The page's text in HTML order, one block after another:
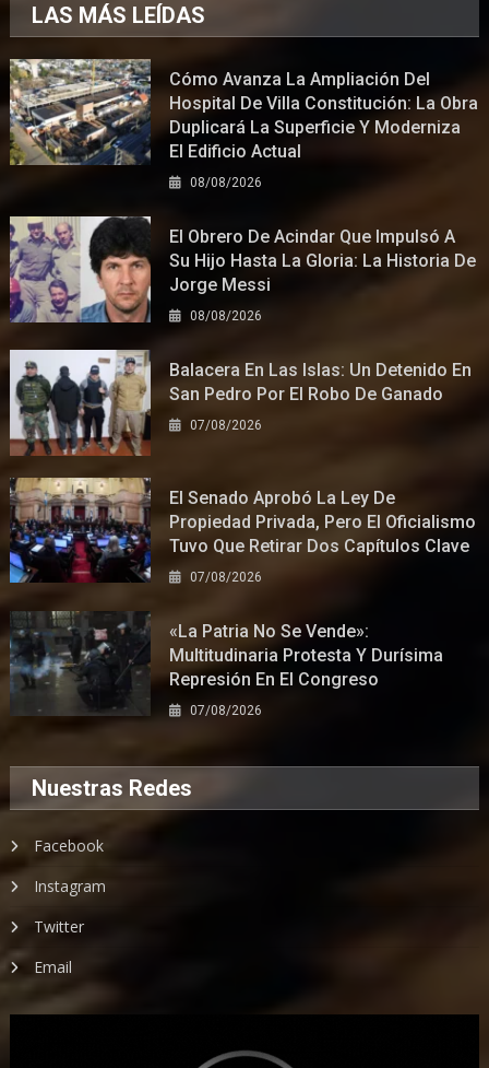
LAS MÁS LEÍDAS
Cómo Avanza La Ampliación Del
Hospital De Villa Constitución: La Obra
Duplicará La Superficie Y Moderniza
El Edificio Actual
08/08/2026
El Obrero De Acindar Que Impulsó A
Su Hijo Hasta La Gloria: La Historia De
Jorge Messi
08/08/2026
Balacera En Las Islas: Un Detenido En
San Pedro Por El Robo De Ganado
07/08/2026
El Senado Aprobó La Ley De
Propiedad Privada, Pero El Oficialismo
Tuvo Que Retirar Dos Capítulos Clave
07/08/2026
«La Patria No Se Vende»:
Multitudinaria Protesta Y Durísima
Represión En El Congreso
07/08/2026
Nuestras Redes
Facebook
Instagram
Twitter
Email